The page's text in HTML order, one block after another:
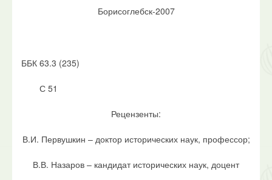
Борисоглебск-2007
ББК 63.3 (235)
С 51
Рецензенты:
В.И. Первушкин – доктор исторических наук, профессор;
В.В. Назаров – кандидат исторических наук, доцент